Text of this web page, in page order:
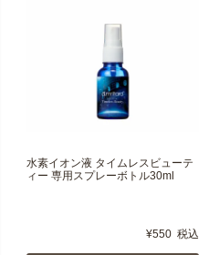
水素イオン液 タイムレスビューテ
ィー 専用スプレーボトル30ml
¥550 税込